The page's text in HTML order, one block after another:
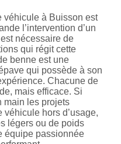
véhicule à Buisson est
l’intervention d’un
nécessaire de
qui régit cette
benne est une
qui possède à son
Chacune de
mais efficace. Si
main les projets
véhicule hors d’usage,
légers ou de poids
équipe passionnée